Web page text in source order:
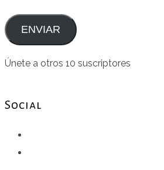
ENVIAR
Únete a otros 10 suscriptores
Social